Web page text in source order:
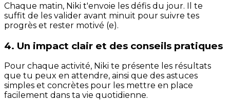
Chaque matin, Niki t'envoie les défis du jour. Il te
suffit de les valider avant minuit pour suivre tes
progrès et rester motivé (e).
4. Un impact clair et des conseils pratiques
Pour chaque activité, Niki te présente les résultats
que tu peux en attendre, ainsi que des astuces
simples et concrètes pour les mettre en place
facilement dans ta vie quotidienne.